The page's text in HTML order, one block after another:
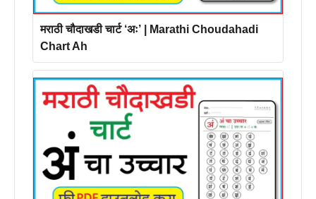
मराठी चौदाखडी चार्ट ‘अः’ | Marathi Choudahadi
Chart Ah